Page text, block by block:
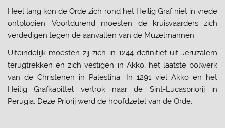
Heel lang kon de Orde zich rond het Heilig Graf niet in vrede
ontplooien. Voortdurend moesten de kruisvaarders zich
verdedigen tegen de aanvallen van de Muzelmannen.
Uiteindelijk moesten zij zich in 1244 definitief uit Jeruzalem
terugtrekken en zich vestigen in Akko, het laatste bolwerk
van de Christenen in Palestina. In 1291 viel Akko en het
Heilig Grafkapittel vertrok naar de Sint-Lucaspriorij in
Perugia. Deze Priorij werd de hoofdzetel van de Orde.